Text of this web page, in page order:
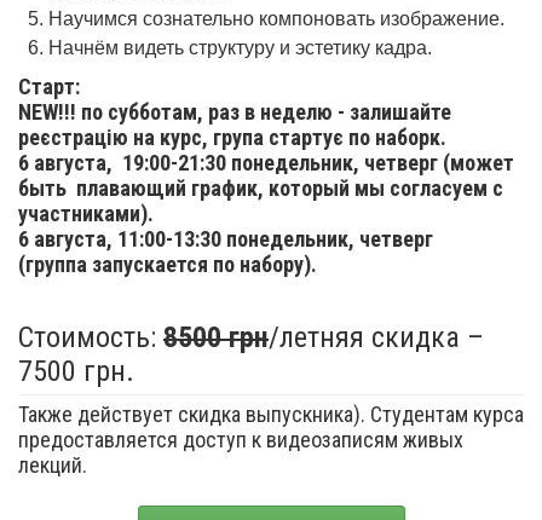
Научимся сознательно компоновать изображение.
Начнём видеть структуру и эстетику кадра.
Старт:
NEW!!! по субботам, раз в неделю - залишайте
реєстрацію на курс, група стартує по наборк.
6 августа, 19:00-21:30 понедельник, четверг (может
быть плавающий график, который мы согласуем с
участниками).
6 августа, 11:00-13:30 понедельник, четверг
(группа запускается по набору).
Стоимость: 8500 грн/летняя скидка –
7500 грн.
Также действует скидка выпускника). Студентам курса
предоставляется доступ к видеозаписям живых
лекций.